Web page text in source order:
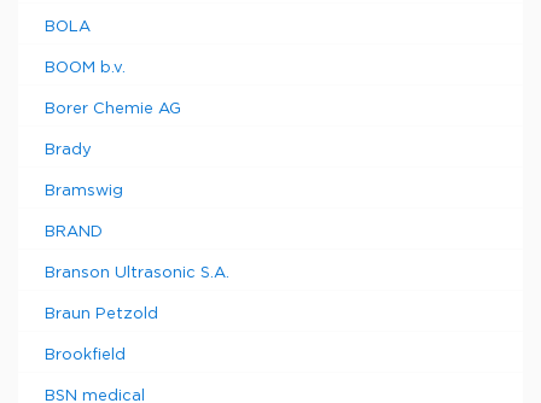
BOLA
BOOM b.v.
Borer Chemie AG
Brady
Bramswig
BRAND
Branson Ultrasonic S.A.
Braun Petzold
Brookfield
BSN medical